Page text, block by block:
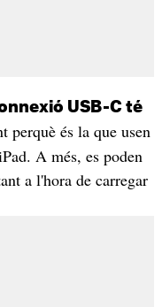
USB-C té
perquè és la que usen
A més, es poden
a l'hora de carregar